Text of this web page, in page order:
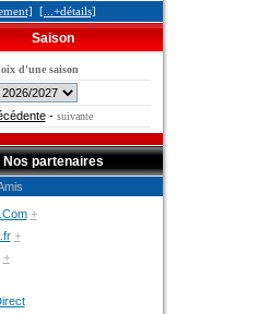
[...+détails]
Saison
d'une saison
- suivante
Nos partenaires
+
+
+